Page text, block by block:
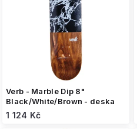
k
t
ů
Verb - Marble Dip 8"
Black/White/Brown - deska
1 124 Kč